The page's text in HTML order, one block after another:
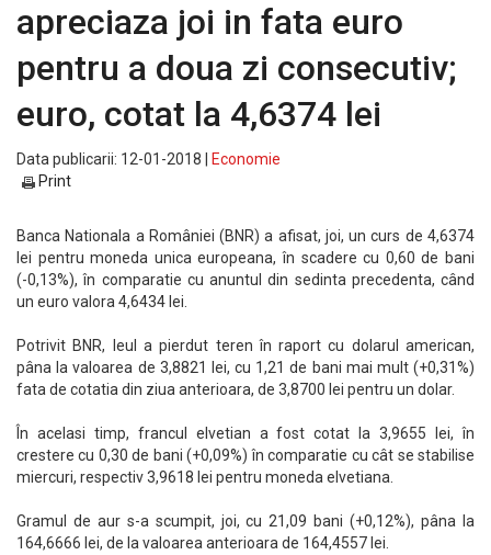
apreciaza joi in fata euro
pentru a doua zi consecutiv;
euro, cotat la 4,6374 lei
Data publicarii: 12-01-2018 |
Economie
Print
Banca Nationala a României (BNR) a afisat, joi, un curs de 4,6374
lei pentru moneda unica europeana, în scadere cu 0,60 de bani
(-0,13%), în comparatie cu anuntul din sedinta precedenta, când
un euro valora 4,6434 lei.
Potrivit BNR, leul a pierdut teren în raport cu dolarul american,
pâna la valoarea de 3,8821 lei, cu 1,21 de bani mai mult (+0,31%)
fata de cotatia din ziua anterioara, de 3,8700 lei pentru un dolar.
În acelasi timp, francul elvetian a fost cotat la 3,9655 lei, în
crestere cu 0,30 de bani (+0,09%) în comparatie cu cât se stabilise
miercuri, respectiv 3,9618 lei pentru moneda elvetiana.
Gramul de aur s-a scumpit, joi, cu 21,09 bani (+0,12%), pâna la
164,6666 lei, de la valoarea anterioara de 164,4557 lei.